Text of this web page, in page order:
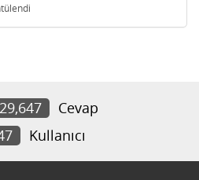
29,647
Cevap
Kullanıcı